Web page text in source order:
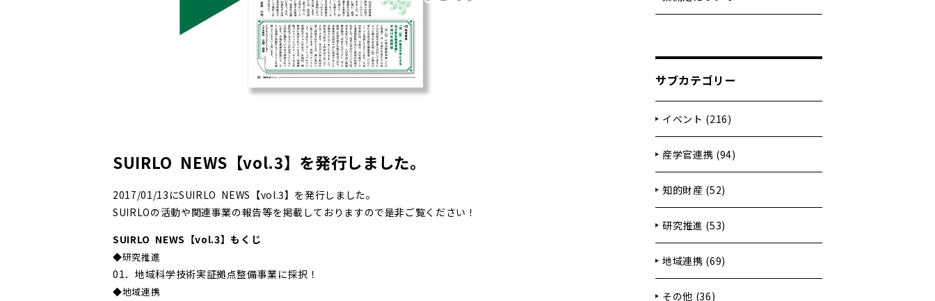
SUIRLO NEWS【vol.3】を発行しました。
2017/01/13にSUIRLO NEWS【vol.3】を発行しました。
SUIRLOの活動や関連事業の報告等を掲載しておりますので是非ご覧ください！
SUIRLO NEWS【vol.3】もくじ
◆研究推進
01．地域科学技術実証拠点整備事業に採択！
◆地域連携
サブカテゴリー
イベント (216)
産学官連携 (94)
知的財産 (52)
研究推進 (53)
地域連携 (69)
その他 (36)